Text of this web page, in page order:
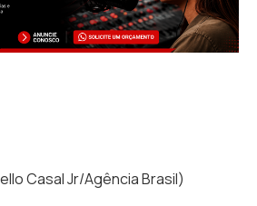
Casal Jr/Agência Brasil)